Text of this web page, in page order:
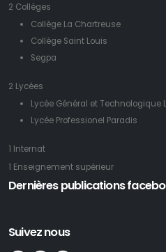
2 Collèges
Collège La Chartreuse
Collège Saint Louis
Segpa
2 Lycées
Lycée Général et Technologique
Lycée Professionel Paradis
1 Internat
1 Enseignement supérieur
Dernières publications
Suivez nous